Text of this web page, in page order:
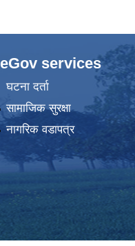
eGov services
घटना दर्ता
सामाजिक सुरक्षा
नागरिक वडापत्र